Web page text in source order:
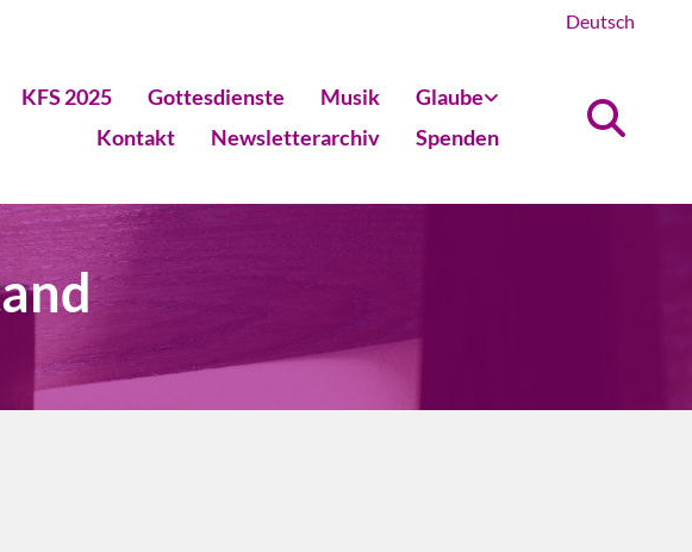
Deutsch
KFS 2025 Gottesdienste Musik
Glaube
Kontakt
Newsletterarchiv Spenden